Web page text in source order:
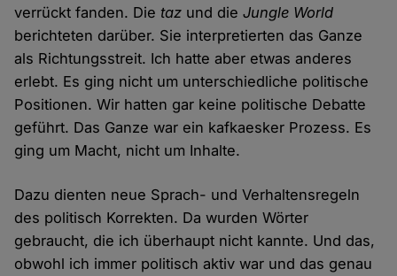
verrückt fanden. Die taz und dieJungle World
berichteten darüber. Sie interpretierten das Ganze
als Richtungsstreit. Ich hatte aber etwas anderes
erlebt. Es ging nicht um unterschiedliche politische
Positionen. Wir hatten gar keine politische Debatte
geführt. Das Ganze war ein kafkaesker Prozess. Es
ging um Macht, nicht um Inhalte.
Dazu dienten neue Sprach- und Verhaltensregeln
des politisch Korrekten. Da wurden Wörter
gebraucht, die ich überhaupt nicht kannte. Und das,
obwohl ich immer politisch aktiv war und das genau